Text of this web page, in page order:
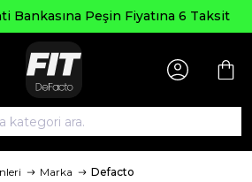
Bankasına Peşin Fiyatına 6 Taksit
Marka Defacto